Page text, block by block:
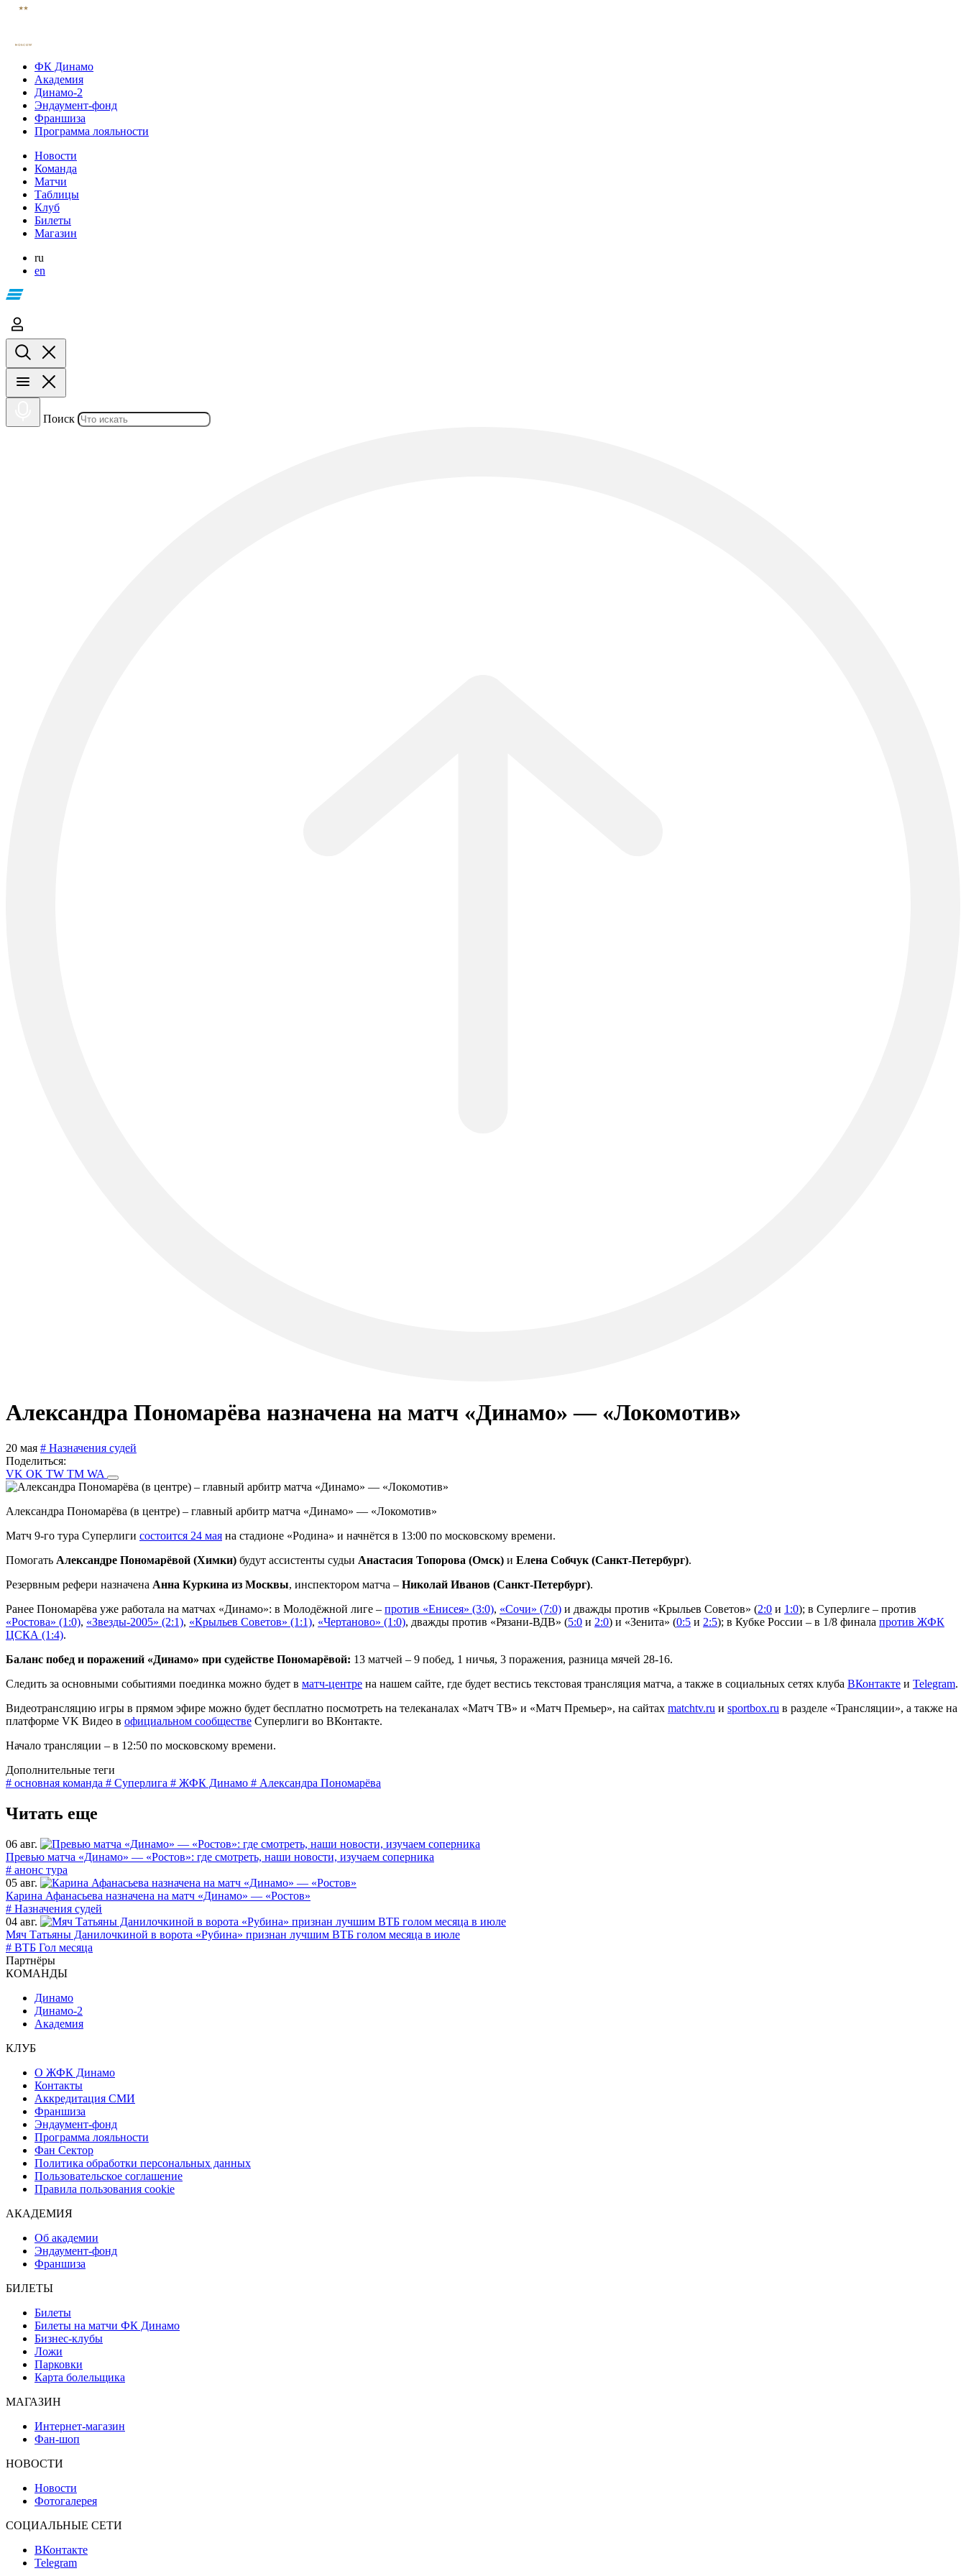
ФК Динамо
Академия
Динамо-2
Эндаумент-фонд
Франшиза
Программа лояльности
Новости
Команда
Матчи
Таблицы
Клуб
Билеты
Магазин
ru
en
Поиск
Александра Пономарёва назначена на матч «Динамо» — «Локомотив»
20 мая # Назначения судей
Поделиться:
VK OK TW TM WA
Александра Пономарёва (в центре) – главный арбитр матча «Динамо» — «Локомотив»
Матч 9-го тура Суперлиги состоится 24 мая на стадионе «Родина» и начнётся в 13:00 по московскому времени.
Помогать Александре Пономарёвой (Химки) будут ассистенты судьи Анастасия Топорова (Омск) и Елена Собчук (Санкт-Петербург).
Резервным рефери назначена Анна Куркина из Москвы, инспектором матча – Николай Иванов (Санкт-Петербург).
Ранее Пономарёва уже работала на матчах «Динамо»: в Молодёжной лиге – против «Енисея» (3:0), «Сочи» (7:0) и дважды против «Крыльев Советов» (2:0 и 1:0); в Суперлиге – против
«Ростова» (1:0), «Звезды-2005» (2:1), «Крыльев Советов» (1:1), «Чертаново» (1:0), дважды против «Рязани-ВДВ» (5:0 и 2:0) и «Зенита» (0:5 и 2:5); в Кубке России – в 1/8 финала против ЖФК
ЦСКА (1:4).
Баланс побед и поражений «Динамо» при судействе Пономарёвой: 13 матчей – 9 побед, 1 ничья, 3 поражения, разница мячей 28-16.
Следить за основными событиями поединка можно будет в матч-центре на нашем сайте, где будет вестись текстовая трансляция матча, а также в социальных сетях клуба ВКонтакте и Telegram.
Видеотрансляцию игры в прямом эфире можно будет бесплатно посмотреть на телеканалах «Матч ТВ» и «Матч Премьер», на сайтах matchtv.ru и sportbox.ru в разделе «Трансляции», а также на
платформе VK Видео в официальном сообществе Суперлиги во ВКонтакте.
Начало трансляции – в 12:50 по московскому времени.
Дополнительные теги
# основная команда # Суперлига # ЖФК Динамо # Александра Пономарёва
Читать еще
06 авг.
Превью матча «Динамо» — «Ростов»: где смотреть, наши новости, изучаем соперника
# анонс тура
05 авг.
Карина Афанасьева назначена на матч «Динамо» — «Ростов»
# Назначения судей
04 авг.
Мяч Татьяны Данилочкиной в ворота «Рубина» признан лучшим ВТБ голом месяца в июле
# ВТБ Гол месяца
Партнёры
КОМАНДЫ
Динамо
Динамо-2
Академия
КЛУБ
О ЖФК Динамо
Контакты
Аккредитация СМИ
Франшиза
Эндаумент-фонд
Программа лояльности
Фан Сектор
Политика обработки персональных данных
Пользовательское соглашение
Правила пользования cookie
АКАДЕМИЯ
Об академии
Эндаумент-фонд
Франшиза
БИЛЕТЫ
Билеты
Билеты на матчи ФК Динамо
Бизнес-клубы
Ложи
Парковки
Карта болельщика
МАГАЗИН
Интернет-магазин
Фан-шоп
НОВОСТИ
Новости
Фотогалерея
СОЦИАЛЬНЫЕ СЕТИ
ВКонтакте
Telegram